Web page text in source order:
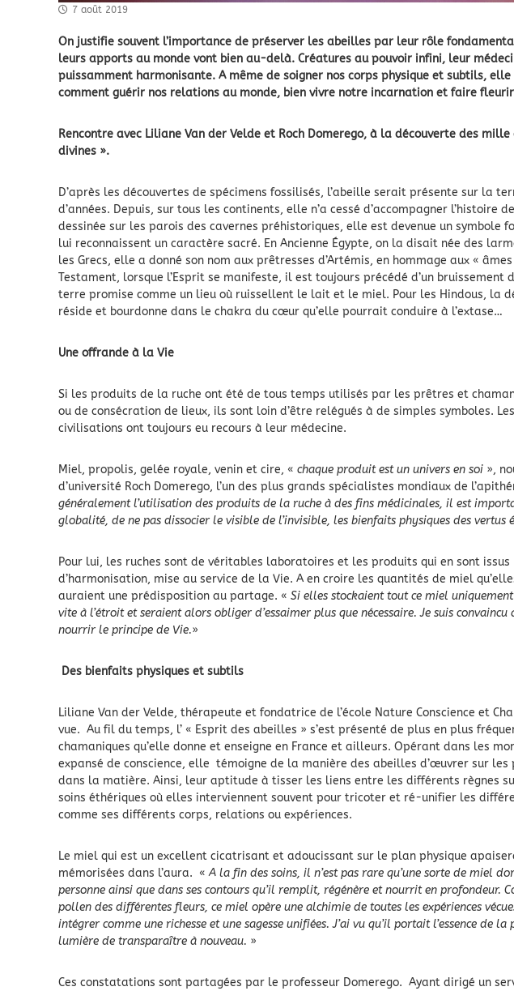
7 août 2019
On justifie souvent l’importance de préserver les abeilles par leur rôle
leurs apports au monde vont bien au-delà. Créatures au pouvoir infini, leur
puissamment harmonisante. A même de soigner nos corps physique et subtils,
comment guérir nos relations au monde, bien vivre notre incarnation et faire
Rencontre avec Liliane Van der Velde et Roch Domerego, à la découverte des
divines ».
D’après les découvertes de spécimens fossilisés, l’abeille serait présente sur la
d’années. Depuis, sur tous les continents, elle n’a cessé d’accompagner l’histoire
dessinée sur les parois des cavernes préhistoriques, elle est devenue un symbole
lui reconnaissent un caractère sacré. En Ancienne Égypte, on la disait née des
les Grecs, elle a donné son nom aux prêtresses d’Artémis, en hommage aux «
Testament, lorsque l’Esprit se manifeste, il est toujours précédé d’un bruissement
terre promise comme un lieu où ruissellent le lait et le miel. Pour les Hindous, la
réside et bourdonne dans le chakra du cœur qu’elle pourrait conduire à l’extase…
Une offrande à la Vie
Si les produits de la ruche ont été de tous temps utilisés par les prêtres et
ou de consécration de lieux, ils sont loin d’être relégués à de simples symboles.
civilisations ont toujours eu recours à leur médecine.
Miel, propolis, gelée royale, venin et cire, « chaque produit est un univers en soi »,
d’université Roch Domerego, l’un des plus grands spécialistes mondiaux de
généralement l’utilisation des produits de la ruche à des fins médicinales, il est
globalité, de ne pas dissocier le visible de l’invisible, les bienfaits physiques des vertus
Pour lui, les ruches sont de véritables laboratoires et les produits qui en sont issus
d’harmonisation, mise au service de la Vie. A en croire les quantités de miel
auraient une prédisposition au partage. « Si elles stockaient tout ce miel
vite à l’étroit et seraient alors obliger d’essaimer plus que nécessaire. Je suis
nourrir le principe de Vie.»
Des bienfaits physiques et subtils
Liliane Van der Velde, thérapeute et fondatrice de l’école Nature Conscience et
vue. Au fil du temps, l’ « Esprit des abeilles » s’est présenté de plus en plus
chamaniques qu’elle donne et enseigne en France et ailleurs. Opérant dans les
expansé de conscience, elle témoigne de la manière des abeilles d’œuvrer sur
dans la matière. Ainsi, leur aptitude à tisser les liens entre les différents règnes
soins éthériques où elles interviennent souvent pour tricoter et ré-unifier les
comme ses différents corps, relations ou expériences.
Le miel qui est un excellent cicatrisant et adoucissant sur le plan physique
mémorisées dans l’aura. «A la fin des soins, il n’est pas rare qu’une sorte de miel
personne ainsi que dans ses contours qu’il remplit, régénère et nourrit en profondeur.
pollen des différentes fleurs, ce miel opère une alchimie de toutes les expériences
intégrer comme une richesse et une sagesse unifiées. J’ai vu qu’il portait l’essence de
lumière de transparaître à nouveau. »
Ces constatations sont partagées par le professeur Domerego. Ayant dirigé un